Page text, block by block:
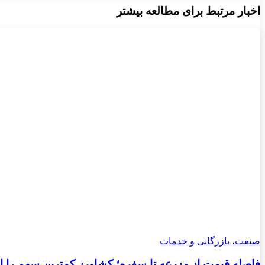
اخبار مرتبط برای مطالعه بیشتر
صنعت، بازرگانی و خدمات